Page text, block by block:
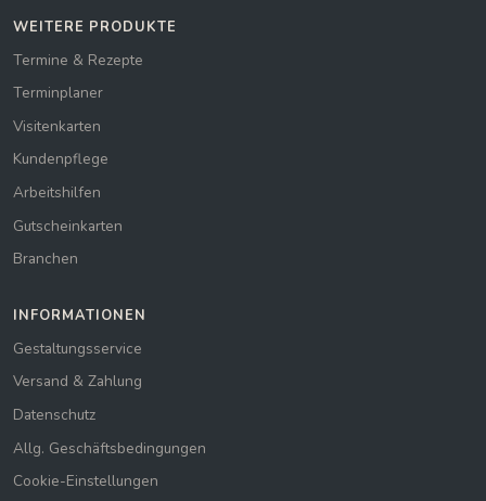
WEITERE PRODUKTE
Termine & Rezepte
Terminplaner
Visitenkarten
Kundenpflege
Arbeitshilfen
Gutscheinkarten
Branchen
INFORMATIONEN
Gestaltungsservice
Versand & Zahlung
Datenschutz
Allg. Geschäftsbedingungen
Cookie-Einstellungen